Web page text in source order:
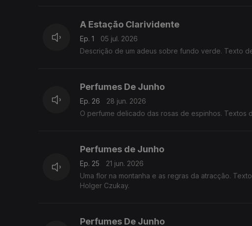
A Estação Clarividente
Ep. 1
05 jul. 2026
Descrição de um adeus sobre fundo verde. Texto
Perfumes De Junho
Ep. 26
28 jun. 2026
O perfume delicado das rosas de espinhos. Textos
Perfumes de Junho
Ep. 25
21 jun. 2026
Uma flor na montanha e as regras da atracção.
Holger Czukay.
Perfumes De Junho